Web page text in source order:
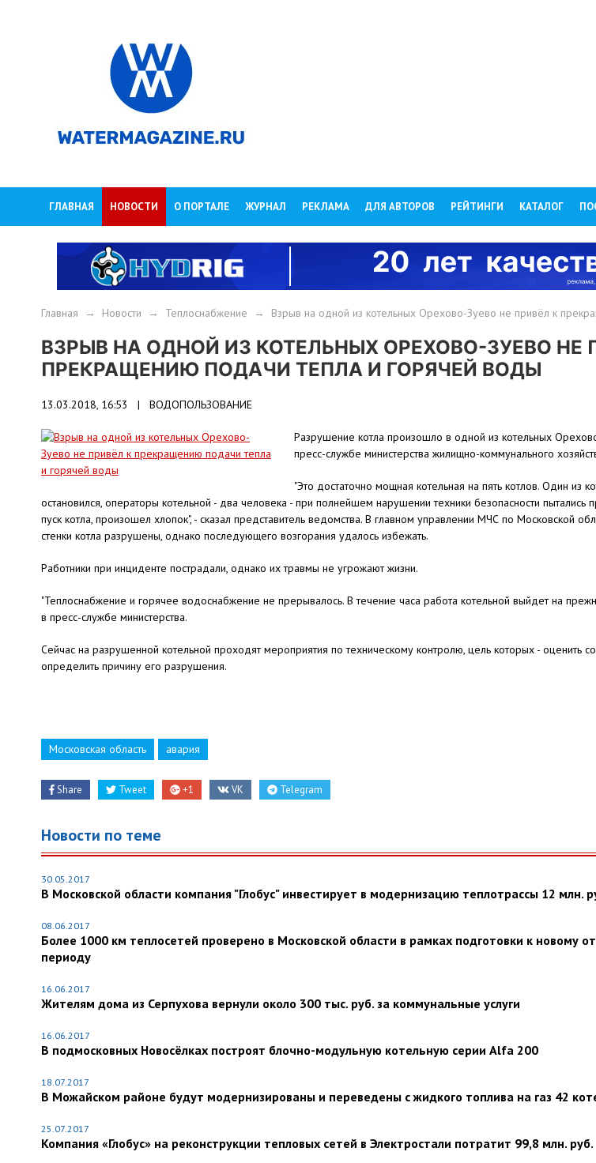
ГЛАВНАЯ НОВОСТИ О ПОРТАЛЕ ЖУРНАЛ РЕКЛАМА ДЛЯ АВТОРОВ РЕЙТИНГИ КАТАЛОГ
Главная → Новости → Теплоснабжение → Взрыв на одной из котельных Орехово-Зуево не привёл к
ВЗРЫВ НА ОДНОЙ ИЗ КОТЕЛЬНЫХ ОРЕХОВО-ЗУЕВО НЕ
ПРЕКРАЩЕНИЮ ПОДАЧИ ТЕПЛА И ГОРЯЧЕЙ ВОДЫ
13.03.2018, 16:53 | ВОДОПОЛЬЗОВАНИЕ
Разрушение котла произошло в одной из котельных
пресс-службе министерства жилищно-коммунального
"Это достаточно мощная котельная на пять котлов. Один из
остановился, операторы котельной - два человека - при полнейшем нарушении техники безопасности пытались
пуск котла, произошел хлопок", - сказал представитель ведомства. В главном управлении МЧС по Московской
стенки котла разрушены, однако последующего возгорания удалось избежать.
Работники при инциденте пострадали, однако их травмы не угрожают жизни.
"Теплоснабжение и горячее водоснабжение не прерывалось. В течение часа работа котельной выйдет на
в пресс-службе министерства.
Сейчас на разрушенной котельной проходят мероприятия по техническому контролю, цель которых - оценить
определить причину его разрушения.
Московская область авария
Share Tweet +1 VK Telegram
Новости по теме
30.05.2017
В Московской области компания "Глобус" инвестирует в модернизацию теплотрассы 12 млн.
08.06.2017
Более 1000 км теплосетей проверено в Московской области в рамках подготовки к новому
периоду
16.06.2017
Жителям дома из Серпухова вернули около 300 тыс. руб. за коммунальные услуги
16.06.2017
В подмосковных Новосёлках построят блочно-модульную котельную серии Alfa 200
18.07.2017
В Можайском районе будут модернизированы и переведены с жидкого топлива на газ 42
25.07.2017
Компания «Глобус» на реконструкции тепловых сетей в Электростали потратит 99,8 млн. руб.